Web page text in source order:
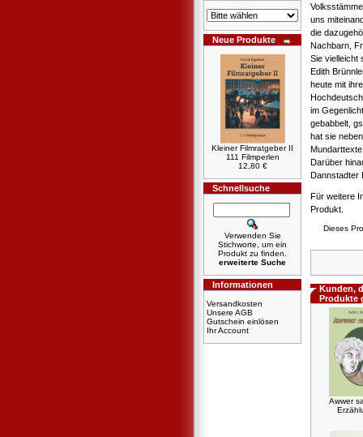
Neue Produkte
Kleiner Filmratgeber II
111 Filmperlen
12,80 €
Schnellsuche
Verwenden Sie
Stichworte, um ein
Produkt zu finden.
erweiterte Suche
Informationen
Versandkosten
Unsere AGB
Gutschein einlösen
Ihr Account
uns
die
Nachbarn,
Sie vielleicht
Edith
heute mit
im
gebabbelt,
hat sie
Darüber
Dannstadter
Für weitere
Produkt.
Dieses
Kunden,
Produkte
Awwer